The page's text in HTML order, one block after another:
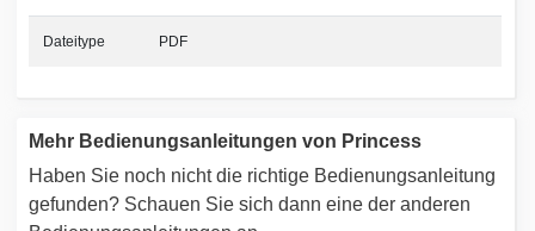
Dateitype PDF
Mehr Bedienungsanleitungen von Princess
Haben Sie noch nicht die richtige Bedienungsanleitung
gefunden? Schauen Sie sich dann eine der anderen